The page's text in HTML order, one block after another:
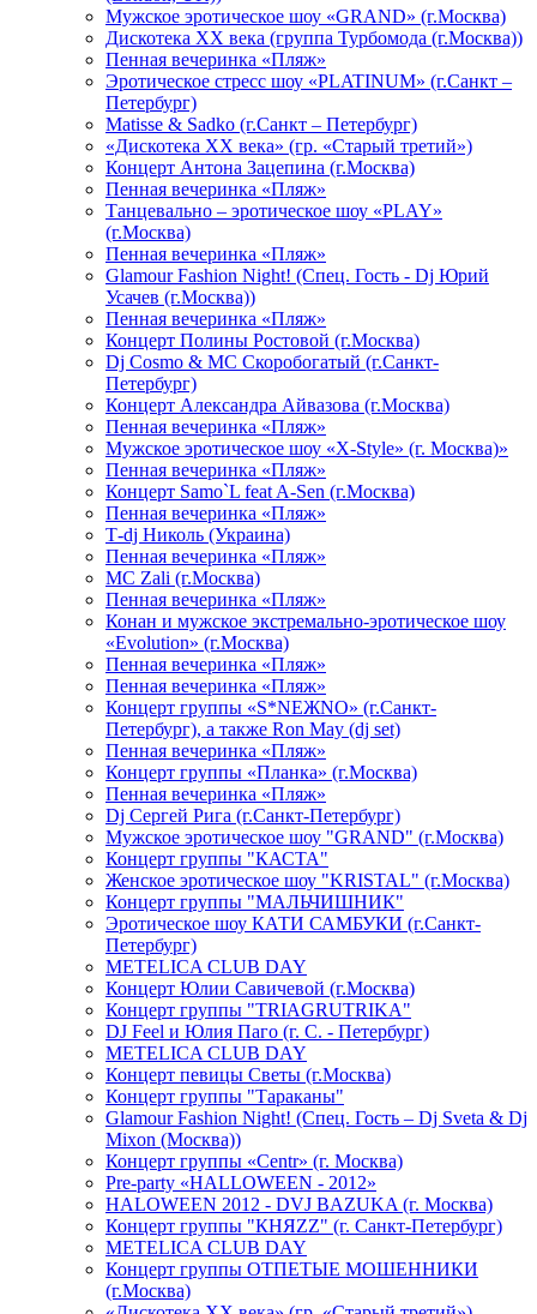
Мужское эротическое шоу «GRAND» (г.Москва)
Дискотека XX века (группа Турбомода (г.Москва))
Пенная вечеринка «Пляж»
Эротическое стресс шоу «PLATINUM» (г.Санкт –
Петербург)
Matisse & Sadko (г.Санкт – Петербург)
«Дискотека ХХ века» (гр. «Старый третий»)
Концерт Антона Зацепина (г.Москва)
Пенная вечеринка «Пляж»
Танцевально – эротическое шоу «PLAY»
(г.Москва)
Пенная вечеринка «Пляж»
Glamour Fashion Night! (Спец. Гость - Dj Юрий
Усачев (г.Москва))
Пенная вечеринка «Пляж»
Концерт Полины Ростовой (г.Москва)
Dj Cosmo & МС Скоробогатый (г.Санкт-
Петербург)
Концерт Александра Айвазова (г.Москва)
Пенная вечеринка «Пляж»
Мужское эротическое шоу «X-Style» (г. Москва)»
Пенная вечеринка «Пляж»
Концерт Samo`L feat A-Sen (г.Москва)
Пенная вечеринка «Пляж»
Т-dj Николь (Украина)
Пенная вечеринка «Пляж»
МС Zali (г.Москва)
Пенная вечеринка «Пляж»
Конан и мужское экстремально-эротическое шоу
«Evolution» (г.Москва)
Пенная вечеринка «Пляж»
Пенная вечеринка «Пляж»
Концерт группы «S*NEЖNO» (г.Санкт-
Петербург), а также Ron May (dj set)
Пенная вечеринка «Пляж»
Концерт группы «Планка» (г.Москва)
Пенная вечеринка «Пляж»
Dj Сергей Рига (г.Санкт-Петербург)
Мужское эротическое шоу "GRAND" (г.Москва)
Концерт группы "КАСТА"
Женское эротическое шоу "KRISTAL" (г.Москва)
Концерт группы "МАЛЬЧИШНИК"
Эротическое шоу КАТИ САМБУКИ (г.Санкт-
Петербург)
METELICA CLUB DAY
Концерт Юлии Савичевой (г.Москва)
Концерт группы "TRIAGRUTRIKA"
DJ Feel и Юлия Паго (г. С. - Петербург)
METELICA CLUB DAY
Концерт певицы Светы (г.Москва)
Концерт группы "Тараканы"
Glamour Fashion Night! (Спец. Гость – Dj Sveta & Dj
Mixon (Москва))
Концерт группы «Centr» (г. Москва)
Pre-party «HALLOWEEN - 2012»
HALOWEEN 2012 - DVJ BAZUKA (г. Москва)
Концерт группы "КНЯZZ" (г. Санкт-Петербург)
METELICA CLUB DAY
Концерт группы ОТПЕТЫЕ МОШЕННИКИ
(г.Москва)